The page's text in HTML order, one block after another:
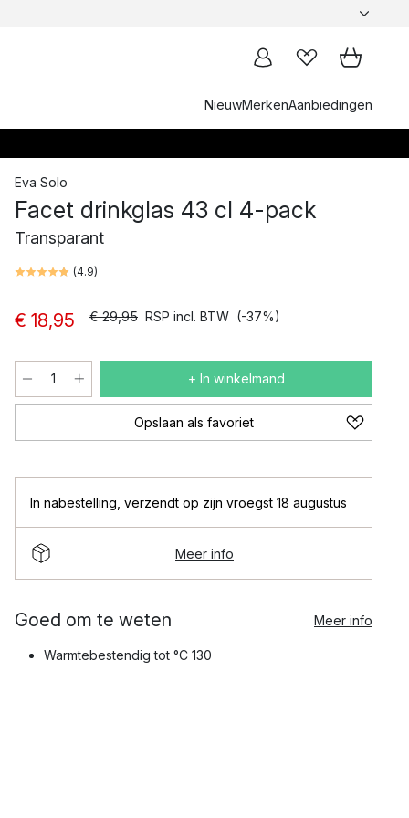
NieuwMerkenAanbiedingen
Eva Solo
Facet drinkglas 43 cl 4-pack
Transparant
(4.9)
€ 18,95 € 29,95 RSP incl. BTW (-37%)
+ In winkelmand
Opslaan als favoriet
In nabestelling verzendt op zijn vroegst 18 augustus
Meer info
Goed om te weten Meer info
Warmtebestendig tot °C 130